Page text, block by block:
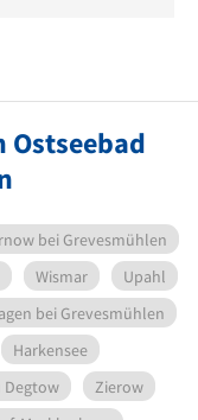
Ostseebad
bei Grevesmühlen
Wismar
Upahl
bei Grevesmühlen
Harkensee
Degtow
Zierow